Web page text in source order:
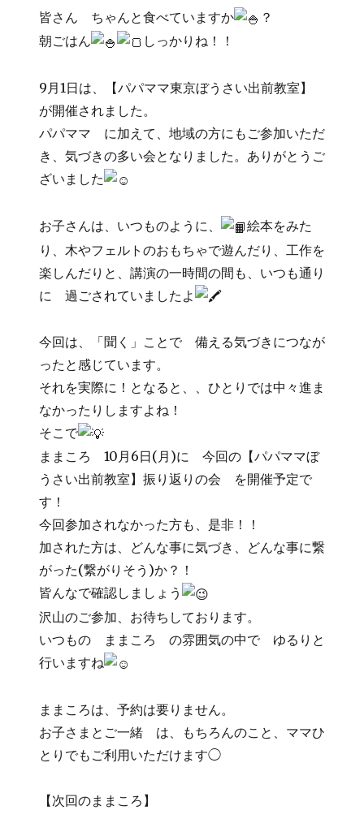
皆さん ちゃんと食べていますか
？
朝ごはん
しっかりね！！
9月1日は、【パパママ東京ぼうさい出前教室】
が開催されました。
パパママ に加えて、地域の方にもご参加いただ
き、気づきの多い会となりました。ありがとうご
ざいました
お子さんは、いつものように、
絵本をみた
り、木やフェルトのおもちゃで遊んだり、工作を
楽しんだりと、講演の一時間の間も、いつも通り
に 過ごされていましたよ
今回は、「聞く」ことで 備える気づきにつなが
ったと感じています。
それを実際に！となると、、ひとりでは中々進ま
なかったりしますよね！
そこで
ままころ 10月6日(月)に 今回の【パパママぼ
うさい出前教室】振り返りの会 を開催予定で
す！
今回参加されなかった方も、是非！！
加された方は、どんな事に気づき、どんな事に繋
がった(繋がりそう)か？！
皆んなで確認しましょう
沢山のご参加、お待ちしております。
いつもの ままころ の雰囲気の中で ゆるりと
行いますね
ままころは、予約は要りません。
お子さまとご一緒 は、もちろんのこと、ママひ
とりでもご利用いただけます◯
【次回のままころ】